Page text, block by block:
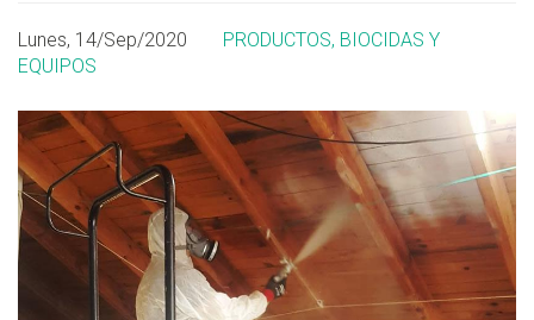
Lunes, 14/Sep/2020
PRODUCTOS, BIOCIDAS Y
EQUIPOS